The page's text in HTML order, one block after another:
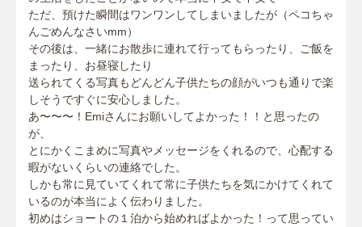
ただ、預けた瞬間はワンワンしてしまいましたが（ペコちゃ
んごめんなさいmm）
その後は、一緒にお散歩に連れて行ってもらったり、ご飯を
まったり、お昼寝したり
送られてくる写真もどんどん子供たちの顔がいつも通りで楽
しそうですぐに安心しました。
あ〜〜〜！Emiさんにお願いしてよかった！！と思ったの
が、
とにかくこまめに写真やメッセージをくれるので、心配する
暇がないくらいの連絡でした。
しかも常に見ていてくれて常に子供たちを気にかけてくれて
いるのが本当によく伝わりました。
初めはショートの１泊から始めればよかった！って思ってい